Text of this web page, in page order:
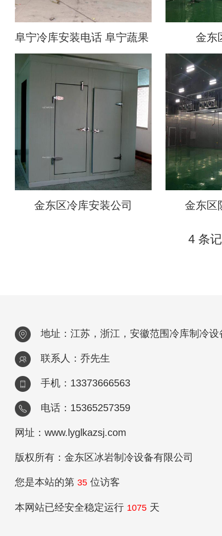
阜宁冷库安装电话 阜宁蔬果 冷库安装 阜
金东
金东区冷库安装公司 金东区
4 条
地址：江苏，浙江，安徽范围冷库制冷设
联系人：乔先生
手机：13373666563
电话：15365257359
网址：www.lyglkazsj.com
版权所有：金东区冰岩制冷设备有限公司
您是本站的第 35 位访客
本网站已经安全稳定运行 1075 天